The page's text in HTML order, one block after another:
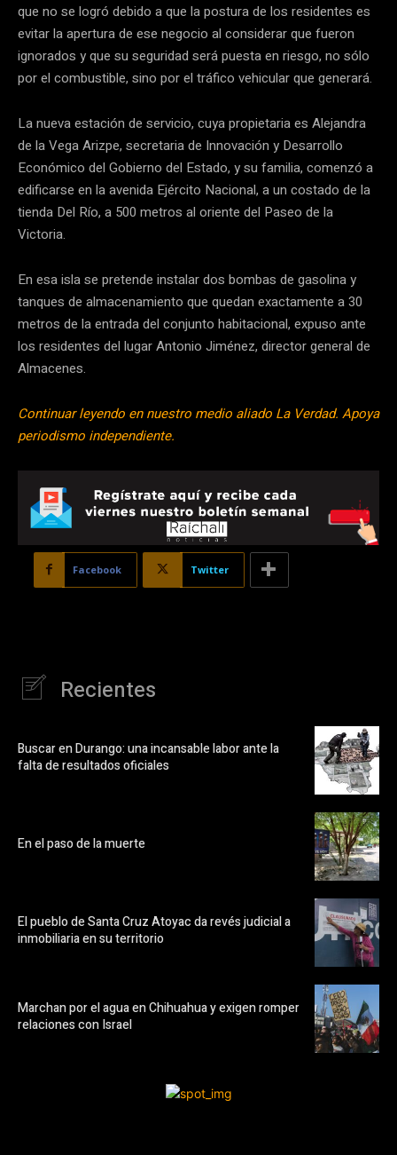
que no se logró debido a que la postura de los residentes es
evitar la apertura de ese negocio al considerar que fueron
ignorados y que su seguridad será puesta en riesgo, no sólo
por el combustible, sino por el tráfico vehicular que generará.
La nueva estación de servicio, cuya propietaria es Alejandra
de la Vega Arizpe, secretaria de Innovación y Desarrollo
Económico del Gobierno del Estado, y su familia, comenzó a
edificarse en la avenida Ejército Nacional, a un costado de la
tienda Del Río, a 500 metros al oriente del Paseo de la
Victoria.
En esa isla se pretende instalar dos bombas de gasolina y
tanques de almacenamiento que quedan exactamente a 30
metros de la entrada del conjunto habitacional, expuso ante
los residentes del lugar Antonio Jiménez, director general de
Almacenes.
Continuar leyendo en nuestro medio aliado La Verdad. Apoya
periodismo independiente.
Facebook Twitter
Recientes
Buscar en Durango: una incansable labor ante la
falta de resultados oficiales
En el paso de la muerte
El pueblo de Santa Cruz Atoyac da revés judicial a
inmobiliaria en su territorio
Marchan por el agua en Chihuahua y exigen romper
relaciones con Israel